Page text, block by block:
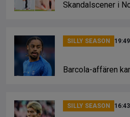
Skandalscener i
SILLY SEASON 19:49
Barcola-affären
SILLY SEASON 16:43